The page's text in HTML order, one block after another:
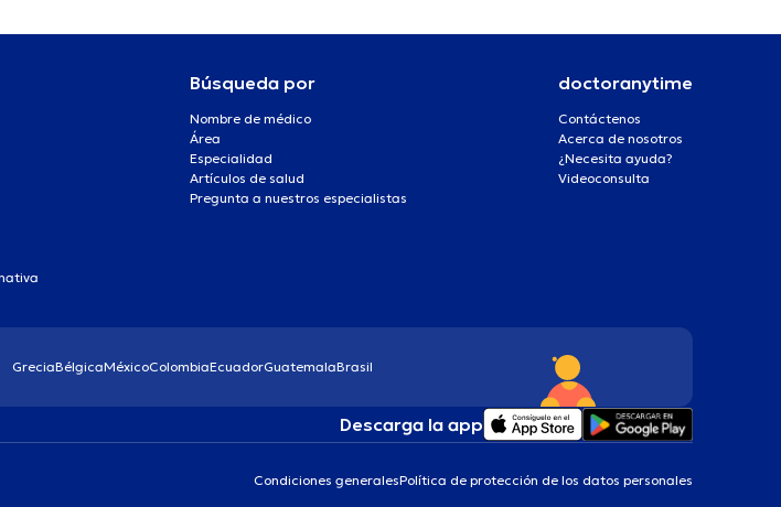
Búsqueda por
Nombre de médico
Área
Especialidad
Artículos de salud
Pregunta a nuestros especialistas
doctoranytime
Contáctenos
Acerca de nosotros
¿Necesita ayuda?
Videoconsulta
GreciaBélgicaMéxicoColombiaEcuadorGuatemalaBrasil
Descarga la app
Condiciones generalesPolítica de protección de los datos personales